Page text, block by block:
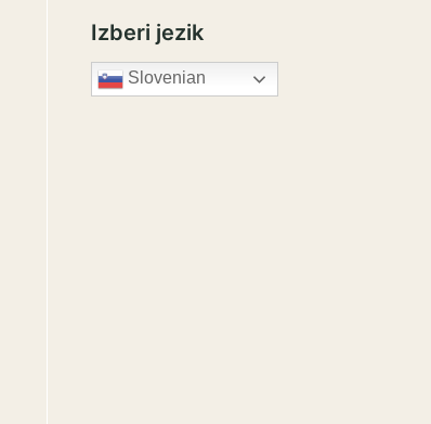
Izberi jezik
Slovenian